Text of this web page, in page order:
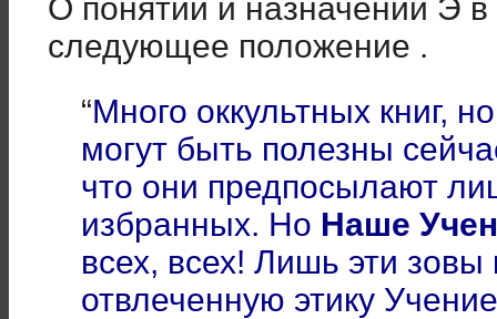
О понятии и назначении Э в
следующее положение .
“Много оккультных книг,
могут быть полезны
что они предпосылают
избранных. Но Наше
всех, всех! Лишь эти
отвлеченную этику